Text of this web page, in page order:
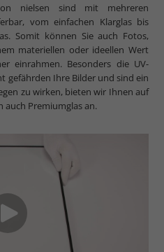
nielsen sind mit mehreren
vom einfachen Klarglas bis
Somit können Sie auch Fotos,
materiellen oder ideellen Wert
einrahmen. Besonders die UV-
gefährden Ihre Bilder und sind ein
zu wirken, bieten wir Ihnen auf
auch Premiumglas an.